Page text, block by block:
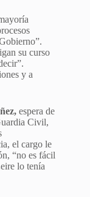
su curso
y a
espera de
Civil,
el cargo le
“no es fácil
lo tenía